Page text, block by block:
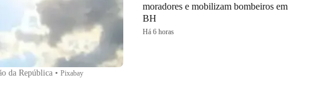
da República • Pixabay
moradores e mobilizam bombeiros em
BH
Há 6 horas